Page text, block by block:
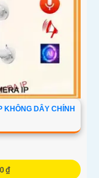
KHÔNG DÂY CHÍNH
₫